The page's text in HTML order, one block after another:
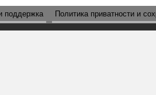
поддержка Политика приватности и